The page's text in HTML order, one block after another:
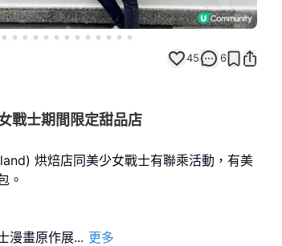
45 6
戰士期間限定甜品店
烘焙店同美少女戰士有聯乘活動，有美
。
漫畫原作展... 更多